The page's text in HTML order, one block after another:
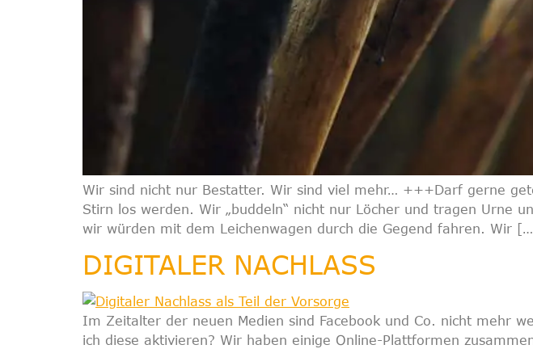
Wir sind nicht nur Bestatter. Wir sind viel mehr… +++Darf gerne
Stirn los werden. Wir „buddeln“ nicht nur Löcher und tragen Urne
wir würden mit dem Leichenwagen durch die Gegend fahren. Wir […]
DIGITALER NACHLASS
Im Zeitalter der neuen Medien sind Facebook und Co. nicht mehr
ich diese aktivieren? Wir haben einige Online-Plattformen